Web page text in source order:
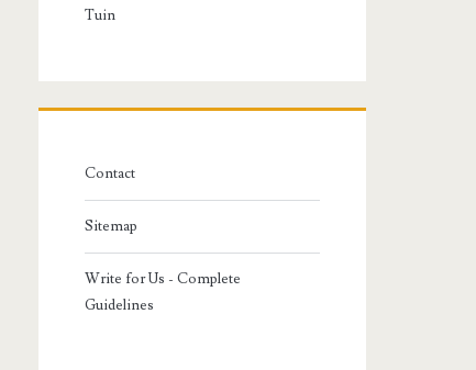
Tuin
Contact
Sitemap
Write for Us - Complete
Guidelines